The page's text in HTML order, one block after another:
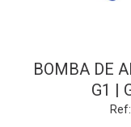
BOMBA DE
G1 |